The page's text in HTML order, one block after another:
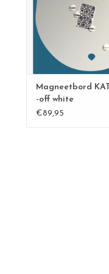
berichtjes,
formaat 67 x 76
ook beschikbaar in
x60 cm
kleur: off
materiaal: powder
100 % made in
TOEVOEGEN AAN
Magneetbord
-off white
€89,95